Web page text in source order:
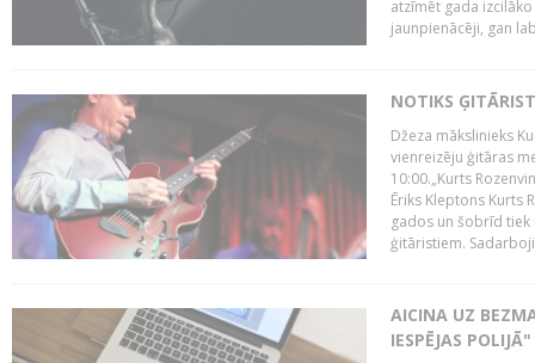
atzīmēt gada
jaunpienācēji, gan
NOTIKS
Džeza mākslinieks
vienreizēju ģitāras
10:00.„Kurts
Ēriks Kleptons Kurts
gados un šobrīd
ģitāristiem.
AICINA UZ
IESPĒJAS POLIJĀ"